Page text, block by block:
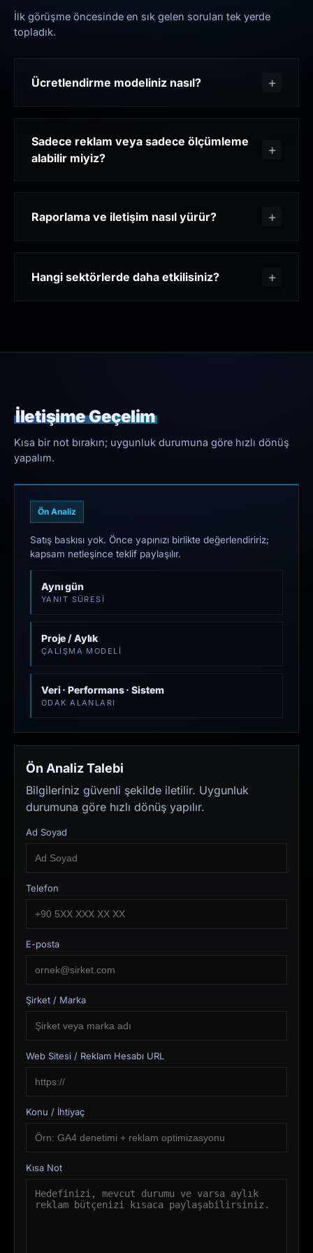
İlk görüşme öncesinde en sık gelen soruları tek yerde
topladık.
Ücretlendirme modeliniz nasıl?
Sadece reklam veya sadece ölçümleme
alabilir miyiz?
Raporlama ve iletişim nasıl yürür?
Hangi sektörlerde daha etkilisiniz?
İletişime Geçelim
Kısa bir not bırakın; uygunluk durumuna göre hızlı dönüş
yapalım.
Ön Analiz
Satış baskısı yok. Önce yapınızı birlikte değerlendiririz;
kapsam netleşince teklif paylaşılır.
Aynı gün
YANIT SÜRESI
Proje / Aylık
ÇALIŞMA MODELI
Veri · Performans · Sistem
ODAK ALANLARI
Ön Analiz Talebi
Bilgileriniz güvenli şekilde iletilir. Uygunluk
durumuna göre hızlı dönüş yapılır.
Ad Soyad
Telefon
E-posta
Şirket / Marka
Web Sitesi / Reklam Hesabı URL
Konu / İhtiyaç
Kısa Not